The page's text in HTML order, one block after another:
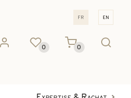
fr en
0 0